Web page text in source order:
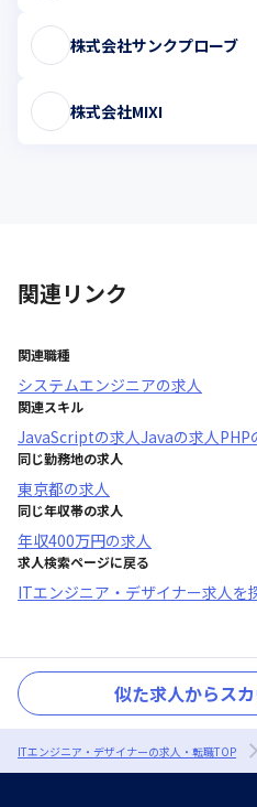
株式会社サンクプローブ
株式会社MIXI
関連リンク
関連職種
システムエンジニアの求人
関連スキル
JavaScriptの求人Javaの求人PHP
同じ勤務地の求人
東京都の求人
同じ年収帯の求人
年収400万円の求人
求人検索ページに戻る
ITエンジニア・デザイナー求人を
似た求人からス
ITエンジニア・デザイナーの求人・転職TOP